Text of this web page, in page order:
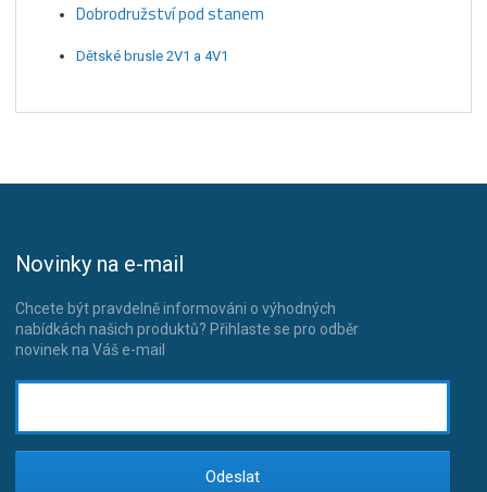
Dobrodružství pod stanem
Dětské brusle 2V1 a 4V1
Novinky na e-mail
Chcete být pravdelně informováni o výhodných
nabídkách našich produktů? Přihlaste se pro odběr
novinek na Váš e-mail
Odeslat